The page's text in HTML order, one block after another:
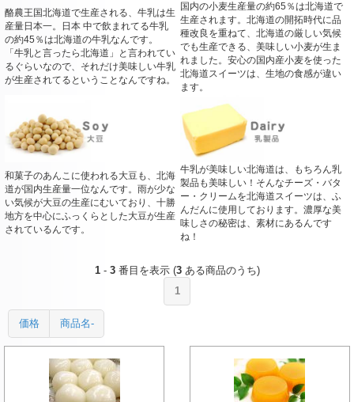
酪農王国北海道で生産される、牛乳は生
産量日本一。日本 中で飲まれてる牛乳
の約45％は北海道の牛乳なんです。
「牛乳と言ったら北海道」と言われてい
るぐらいなので、それだけ美味しい牛乳
が生産されてるということなんですね。
国内の小麦生産量の約65％は北海道で
生産されます。北海道の開拓時代に品
種改良を重ねて、北海道の厳しい気候
でも生産できる、美味しい小麦が生ま
れました。安心の国内産小麦を使った
北海道スイーツは、生地の食感が違い
ます。
和菓子のあんこに使われる大豆も、北海
道が国内生産量一位なんです。雨が少な
い気候が大豆の生産にむいており、十勝
地方を中心にふっくらとした大豆が生産
されているんです。
牛乳が美味しい北海道は、もちろん乳
製品も美味しい！そんなチーズ・バタ
ー・クリームを北海道スイーツは、ふ
んだんに使用しております。濃厚な美
味しさの秘密は、素材にあるんです
ね！
1- 3番目を表示 (3ある商品のうち)
1
価格 商品名-